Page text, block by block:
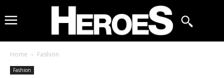
Home Fashion
Fashion